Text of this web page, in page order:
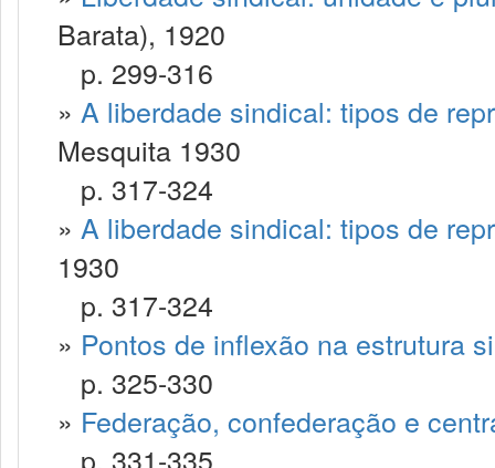
Barata), 1920
p. 299-316
» A liberdade sindical: tipos de
Mesquita 1930
p. 317-324
» A liberdade sindical: tipos de
1930
p. 317-324
» Pontos de inflexão na estrutura
p. 325-330
» Federação, confederação e
p. 331-335